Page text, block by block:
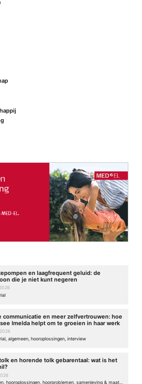
en laagfrequent geluid: de
die je niet kunt negeren
communicatie en meer zelfvertrouwen: hoe
Imelda helpt om te groeien in haar werk
algemeen, hooroplossingen, interview
en horende tolk gebarentaal: wat is het